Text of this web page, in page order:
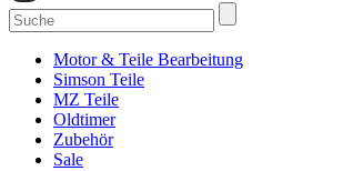
Suchen
nach:
Motor & Teile Bearbeitung
Simson Teile
MZ Teile
Oldtimer
Zubehör
Sale